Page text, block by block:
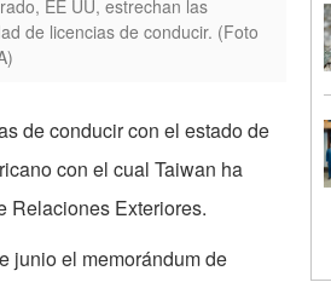
EE UU, estrechan las
de licencias de conducir. (Foto
de conducir con el estado de
con el cual Taiwan ha
Relaciones Exteriores.
junio el memorándum de